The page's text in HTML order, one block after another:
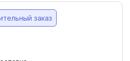
заказ